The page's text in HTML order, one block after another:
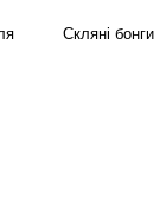
Скляні бонги